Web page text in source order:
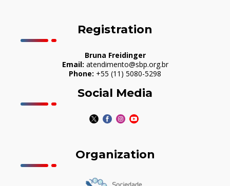
Registration
Bruna Freidinger
Email: atendimento@sbp.org.br
Phone: +55 (11) 5080-5298
Social Media
Organization